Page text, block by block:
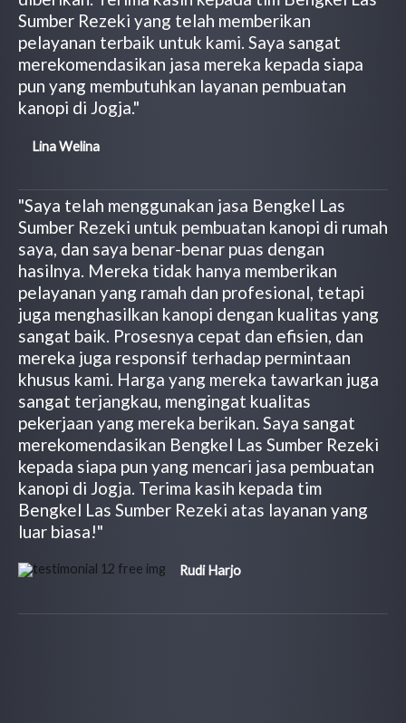
Sumber Rezeki yang telah memberikan
pelayanan terbaik untuk kami. Saya sangat
merekomendasikan jasa mereka kepada siapa
pun yang membutuhkan layanan pembuatan
kanopi di Jogja."
Lina Welina
"Saya telah menggunakan jasa Bengkel Las
Sumber Rezeki untuk pembuatan kanopi di rumah
saya, dan saya benar-benar puas dengan
hasilnya. Mereka tidak hanya memberikan
pelayanan yang ramah dan profesional, tetapi
juga menghasilkan kanopi dengan kualitas yang
sangat baik. Prosesnya cepat dan efisien, dan
mereka juga responsif terhadap permintaan
khusus kami. Harga yang mereka tawarkan juga
sangat terjangkau, mengingat kualitas
pekerjaan yang mereka berikan. Saya sangat
merekomendasikan Bengkel Las Sumber Rezeki
kepada siapa pun yang mencari jasa pembuatan
kanopi di Jogja. Terima kasih kepada tim
Bengkel Las Sumber Rezeki atas layanan yang
luar biasa!"
Rudi Harjo